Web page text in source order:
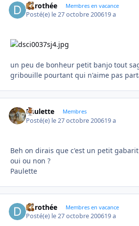
dorothée Membres en vacance
Posté(e) le 27 octobre 200619 a
un peu de bonheur petit banjo tout
gribouille pourtant qui n'aime pas
Paulette Membres
Posté(e) le 27 octobre 200619 a
Beh on dirais que c'est un petit
oui ou non ?
Paulette
dorothée Membres en vacance
Posté(e) le 27 octobre 200619 a